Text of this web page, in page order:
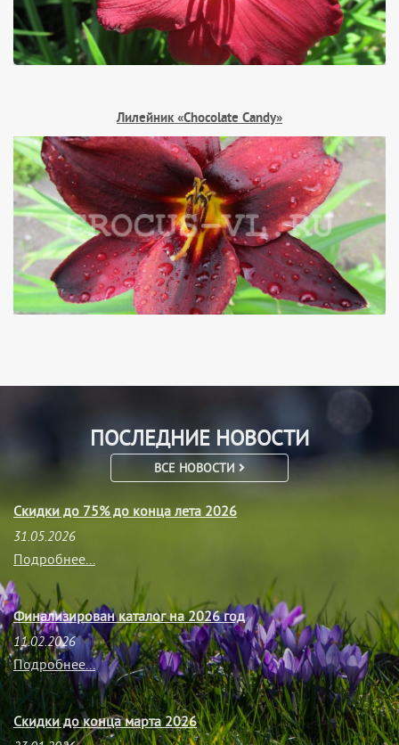
Лилейник «Chocolate Candy»
ПОСЛЕДНИЕ НОВОСТИ
ВСЕ НОВОСТИ
Скидки до 75% до конца лета 2026
31.05.2026
Подробнее...
Финализирован каталог на 2026 год
11.02.2026
Подробнее...
Скидки до конца марта 2026